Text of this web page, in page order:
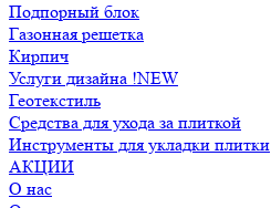
Подпорный блок
Газонная решетка
Кирпич
Услуги дизайна !NEW
Геотекстиль
Средства для ухода за плиткой
Инструменты для укладки плитки
АКЦИИ
О нас